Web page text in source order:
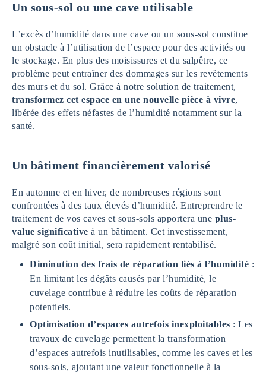
Un sous-sol ou une cave utilisable
L’excès d’humidité dans une cave ou un sous-sol constitue
un obstacle à l’utilisation de l’espace pour des activités ou
le stockage. En plus des moisissures et du salpêtre, ce
problème peut entraîner des dommages sur les revêtements
des murs et du sol. Grâce à notre solution de traitement,
transformez cet espace en une nouvelle pièce à vivre,
libérée des effets néfastes de l’humidité notamment sur la
santé.
Un bâtiment financièrement valorisé
En automne et en hiver, de nombreuses régions sont
confrontées à des taux élevés d’humidité. Entreprendre le
traitement de vos caves et sous-sols apportera une plus-
value significative à un bâtiment. Cet investissement,
malgré son coût initial, sera rapidement rentabilisé.
Diminution des frais de réparation liés à l’humidité :
En limitant les dégâts causés par l’humidité, le
cuvelage contribue à réduire les coûts de réparation
potentiels.
Optimisation d’espaces autrefois inexploitables : Les
travaux de cuvelage permettent la transformation
d’espaces autrefois inutilisables, comme les caves et les
sous-sols, ajoutant une valeur fonctionnelle à la